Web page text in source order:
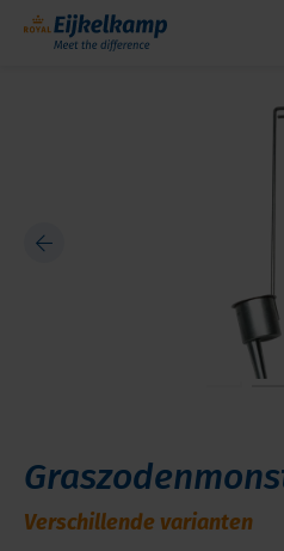
Verschillende varianten